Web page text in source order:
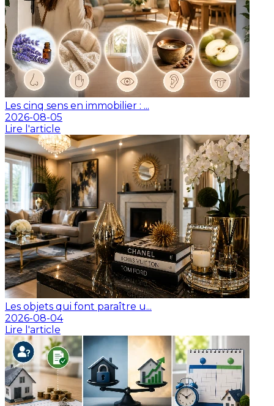
Les cinq sens en immobilier : ...
2026-08-05
Lire l'article
Les objets qui font paraître u...
2026-08-04
Lire l'article